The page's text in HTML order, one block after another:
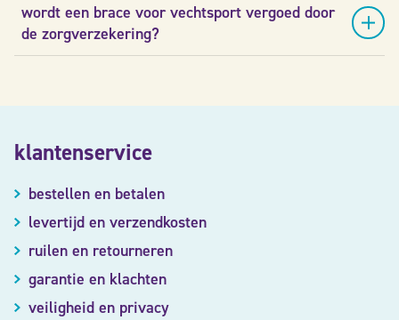
wordt een brace voor vechtsport vergoed door
de zorgverzekering?
klantenservice
bestellen en betalen
levertijd en verzendkosten
ruilen en retourneren
garantie en klachten
veiligheid en privacy